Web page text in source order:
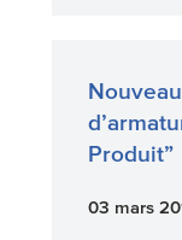
Produit”
03 mars